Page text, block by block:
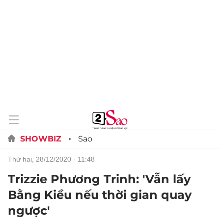
SHOWBIZ Sao
thứ hai, 28/12/2020 - 11:48
Trizzie Phương Trinh: 'Vẫn lấy
Bằng Kiều nếu thời gian quay
ngược'